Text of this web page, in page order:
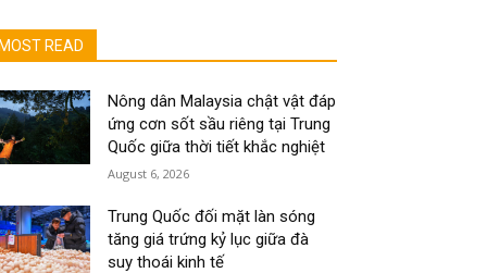
MOST READ
Nông dân Malaysia chật vật đáp
ứng cơn sốt sầu riêng tại Trung
Quốc giữa thời tiết khắc nghiệt
August 6, 2026
Trung Quốc đối mặt làn sóng
tăng giá trứng kỷ lục giữa đà
suy thoái kinh tế